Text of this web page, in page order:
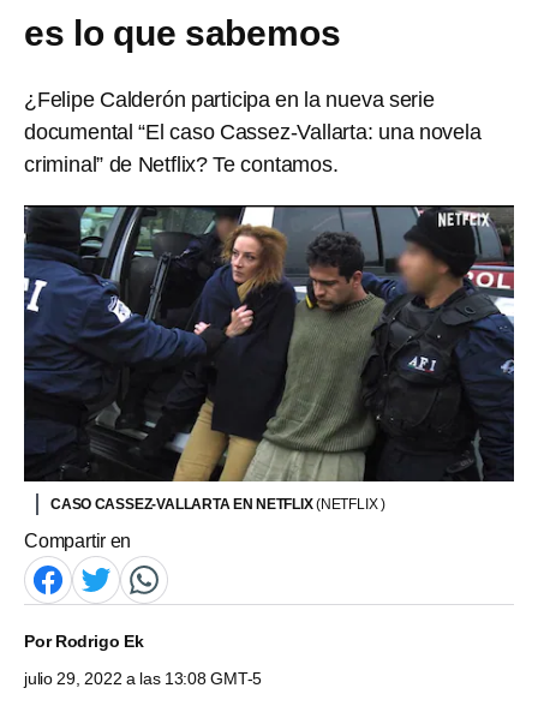
es lo que sabemos
¿Felipe Calderón participa en la nueva serie
documental “El caso Cassez-Vallarta: una novela
criminal” de Netflix? Te contamos.
CASO CASSEZ-VALLARTA EN NETFLIX(NETFLIX )
Compartir en
PorRodrigo Ek
julio 29, 2022 a las 13:08 GMT-5